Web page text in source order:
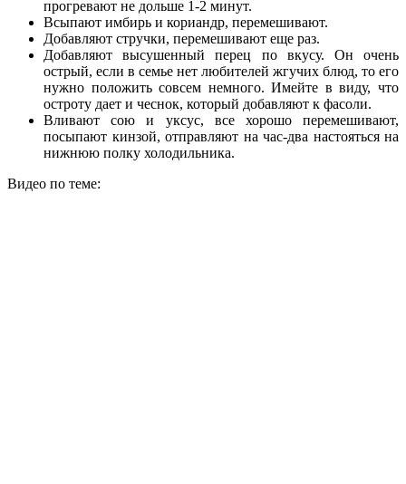
прогревают не дольше 1-2 минут.
Всыпают имбирь и кориандр, перемешивают.
Добавляют стручки, перемешивают еще раз.
Добавляют высушенный перец по вкусу. Он очень
острый, если в семье нет любителей жгучих блюд, то его
нужно положить совсем немного. Имейте в виду, что
остроту дает и чеснок, который добавляют к фасоли.
Вливают сою и уксус, все хорошо перемешивают,
посыпают кинзой, отправляют на час-два настояться на
нижнюю полку холодильника.
Видео по теме: